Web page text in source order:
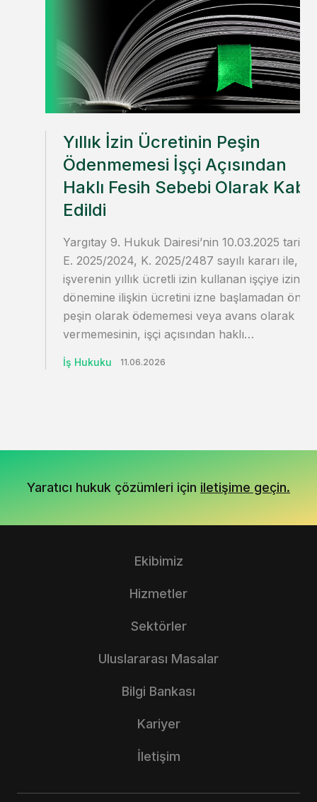
Yıllık İzin Ücretinin Peşin
Ödenmemesi İşçi Açısından
Haklı Fesih Sebebi Olarak
Edildi
Yargıtay 9. Hukuk Dairesi’nin 10.03.2025 tarihli
E. 2025/2024, K. 2025/2487 sayılı kararı ile,
işverenin yıllık ücretli izin kullanan işçiye izin
dönemine ilişkin ücretini izne başlamadan önce
peşin olarak ödememesi veya avans olarak
vermemesinin, işçi açısından haklı…
İş Hukuku 11.06.2026
Yaratıcı hukuk çözümleri için iletişime geçin.
Ekibimiz
Hizmetler
Sektörler
Uluslararası Masalar
Bilgi Bankası
Kariyer
İletişim